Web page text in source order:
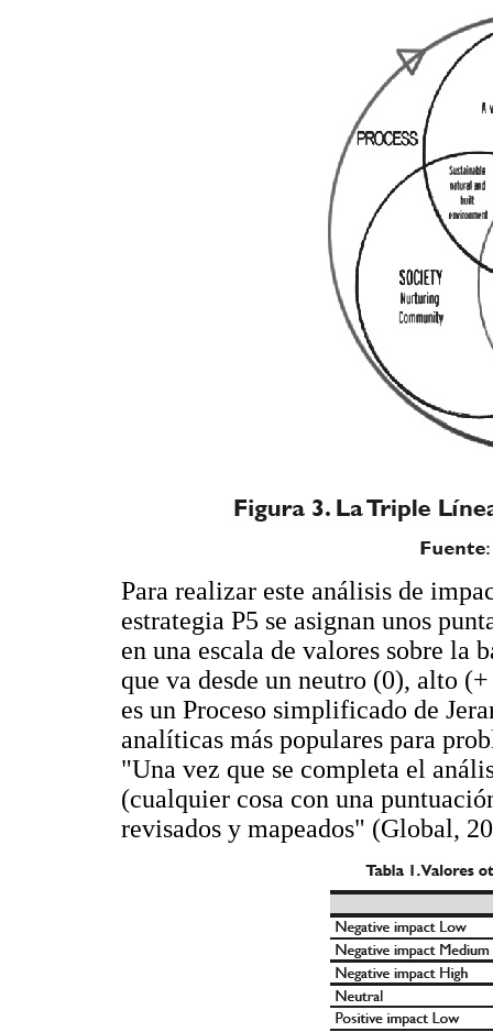
Para realizar este análisis de
estrategia P5 se asignan unos
en una escala de valores sobre la
que va desde un neutro (0), alto
es un Proceso simplificado de
analíticas más populares para
"Una vez que se completa el
(cualquier cosa con una
revisados y mapeados" (Global,